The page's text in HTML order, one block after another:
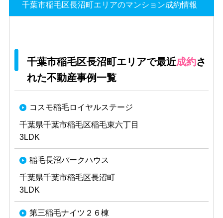
千葉市稲毛区長沼町エリアのマンション成約情報
千葉市稲毛区長沼町エリアで最近成約さ
れた不動産事例一覧
コスモ稲毛ロイヤルステージ
千葉県千葉市稲毛区稲毛東六丁目
3LDK
稲毛長沼パークハウス
千葉県千葉市稲毛区長沼町
3LDK
第三稲毛ナイツ２６棟